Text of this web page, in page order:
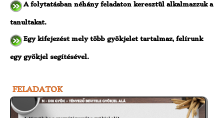
A folytatásban néhány feladaton keresztül alkalmazzuk a
tanultakat.
Egy kifejezést mely több gyökjelet tartalmaz, felírunk
egy gyökjel segítésével.
FELADATOK